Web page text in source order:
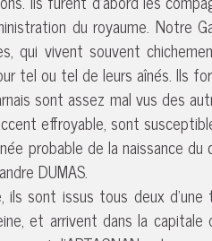
du royaume. Notre
qui vivent souvent
tel ou tel de leurs aînés. Ils
sont assez mal vus des
effroyable, sont
probable de la naissance
DUMAS.
sont issus tous deux d’une
et arrivent dans la